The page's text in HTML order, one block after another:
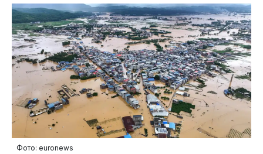
Фото: euronews